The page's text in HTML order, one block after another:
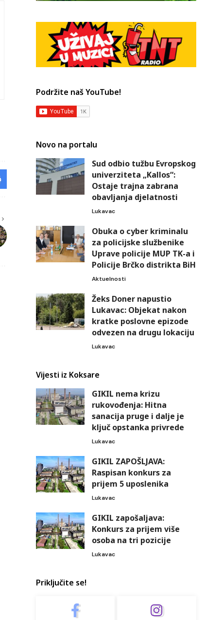
Podržite naš YouTube!
Novo na portalu
Sud odbio tužbu Evropskog
univerziteta „Kallos“:
Ostaje trajna zabrana
obavljanja djelatnosti
Lukavac
Obuka o cyber kriminalu
za policijske službenike
Uprave policije MUP TK-a i
Policije Brčko distrikta BiH
Aktuelnosti
Žeks Doner napustio
Lukavac: Objekat nakon
kratke poslovne epizode
odvezen na drugu lokaciju
Lukavac
Vijesti iz Koksare
GIKIL nema krizu
rukovođenja: Hitna
sanacija pruge i dalje je
ključ opstanka privrede
Lukavac
GIKIL ZAPOŠLJAVA:
Raspisan konkurs za
prijem 5 uposlenika
Lukavac
GIKIL zapošaljava:
Konkurs za prijem više
osoba na tri pozicije
Lukavac
Priključite se!